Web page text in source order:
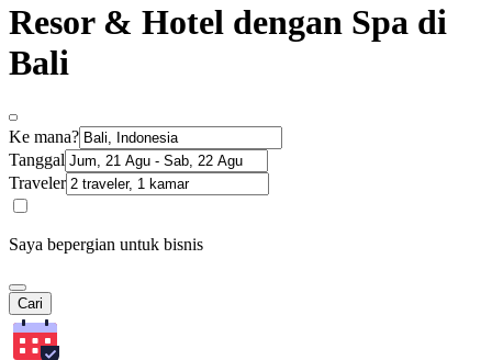
Resor & Hotel dengan Spa di
Bali
Ke mana?
Tanggal
Traveler
Saya bepergian untuk bisnis
Cari